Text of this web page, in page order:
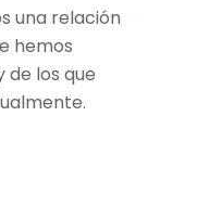
una relación
hemos
los que